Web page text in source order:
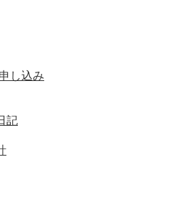
し込み
記